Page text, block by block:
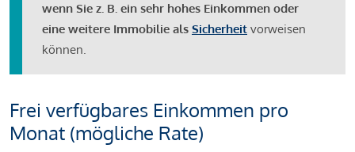
wenn Sie z. B. ein sehr hohes Einkommen oder
eine weitere Immobilie als Sicherheit vorweisen
können.
Frei verfügbares Einkommen pro
Monat (mögliche Rate)